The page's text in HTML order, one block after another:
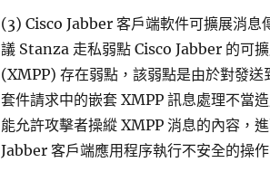
(3) Cisco Jabber 客戶端軟件可擴展消息
議 Stanza 走私弱點 Cisco Jabber 的可
(XMPP) 存在弱點，該弱點是由於對發
套件請求中的嵌套 XMPP 訊息處理不當
能允許攻擊者操縱 XMPP 消息的內容，
Jabber 客戶端應用程序執行不安全的操